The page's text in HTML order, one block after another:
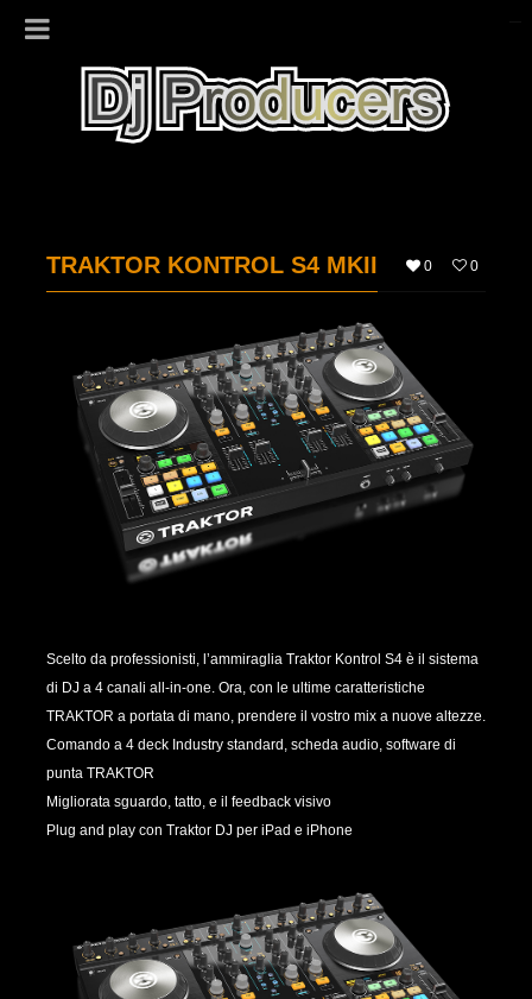
0 0
TRAKTOR KONTROL S4 MKII
Scelto da professionisti, l’ammiraglia Traktor Kontrol S4 è il sistema
di DJ a 4 canali all-in-one. Ora, con le ultime caratteristiche
TRAKTOR a portata di mano, prendere il vostro mix a nuove altezze.
Comando a 4 deck Industry standard, scheda audio, software di
punta TRAKTOR
Migliorata sguardo, tatto, e il feedback visivo
Plug and play con Traktor DJ per iPad e iPhone